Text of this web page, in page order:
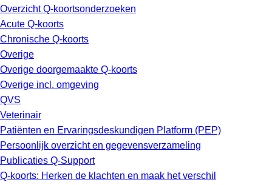
Overzicht Q-koortsonderzoeken
Acute Q-koorts
Chronische Q-koorts
Overige
Overige doorgemaakte Q-koorts
Overige incl. omgeving
QVS
Veterinair
Patiënten en Ervaringsdeskundigen Platform (PEP)
Persoonlijk overzicht en gegevensverzameling
Publicaties Q-Support
Q-koorts: Herken de klachten en maak het verschil